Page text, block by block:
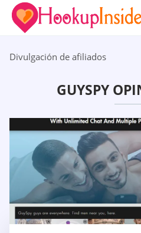
Divulgación de afiliados
GUYSPY